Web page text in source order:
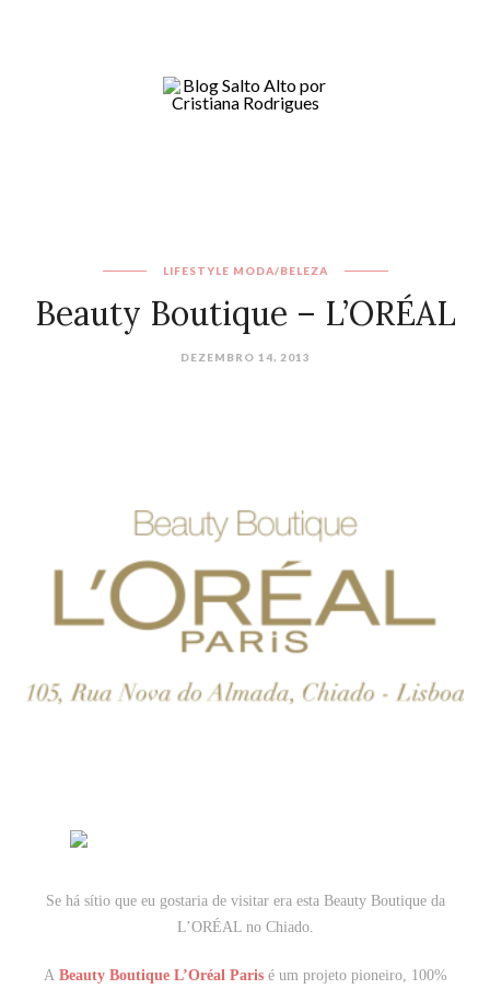
LIFESTYLE MODA/BELEZA
Beauty Boutique – L’ORÉAL
DEZEMBRO 14, 2013
Se há sítio que eu gostaria de visitar era esta Beauty Boutique da
L’ORÉAL no Chiado.
A Beauty Boutique L’Oréal Parisé um projeto pioneiro, 100%